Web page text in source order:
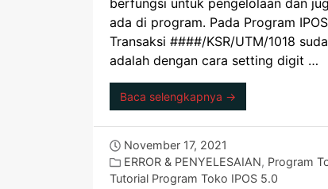
berfungsi untuk pengelolaan dan
ada di program. Pada Program
Transaksi ####/KSR/UTM/1018
adalah dengan cara setting digit …
Baca selengkapnya →
November 17, 2021
ERROR & PENYELESAIAN, Program
Tutorial Program Toko IPOS 5.0